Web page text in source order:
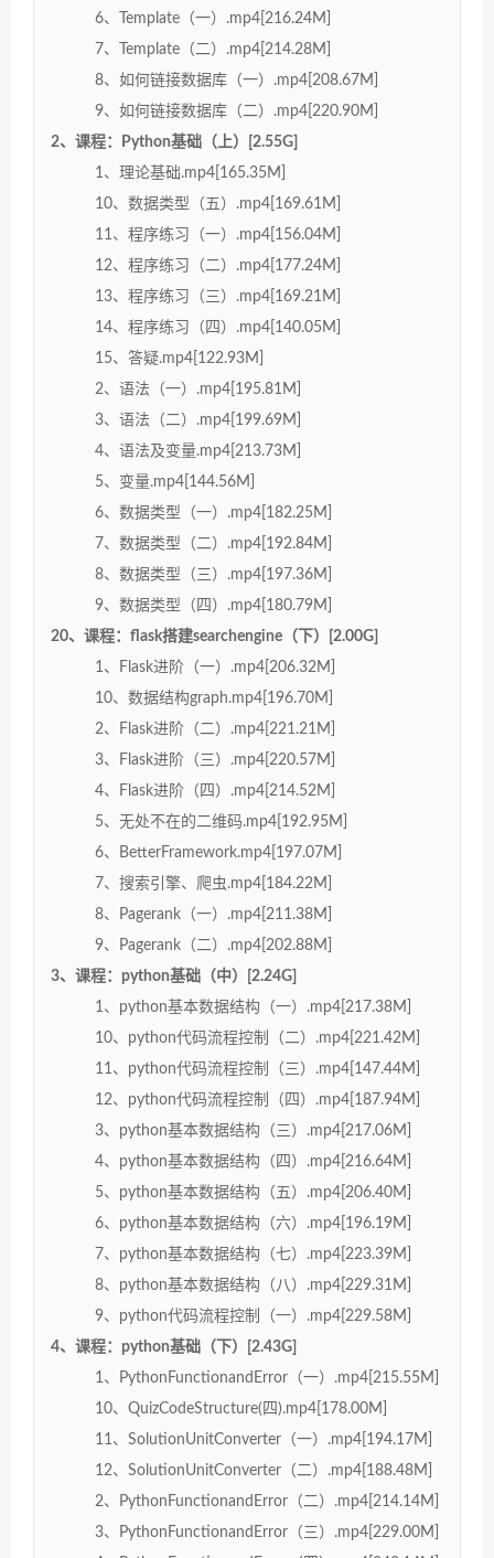
6、Template（一）.mp4[216.24M]
7、Template（二）.mp4[214.28M]
8、如何链接数据库（一）.mp4[208.67M]
9、如何链接数据库（二）.mp4[220.90M]
2、课程：Python基础（上）[2.55G]
1、理论基础.mp4[165.35M]
10、数据类型（五）.mp4[169.61M]
11、程序练习（一）.mp4[156.04M]
12、程序练习（二）.mp4[177.24M]
13、程序练习（三）.mp4[169.21M]
14、程序练习（四）.mp4[140.05M]
15、答疑.mp4[122.93M]
2、语法（一）.mp4[195.81M]
3、语法（二）.mp4[199.69M]
4、语法及变量.mp4[213.73M]
5、变量.mp4[144.56M]
6、数据类型（一）.mp4[182.25M]
7、数据类型（二）.mp4[192.84M]
8、数据类型（三）.mp4[197.36M]
9、数据类型（四）.mp4[180.79M]
20、课程：flask搭建searchengine（下）[2.00G]
1、Flask进阶（一）.mp4[206.32M]
10、数据结构graph.mp4[196.70M]
2、Flask进阶（二）.mp4[221.21M]
3、Flask进阶（三）.mp4[220.57M]
4、Flask进阶（四）.mp4[214.52M]
5、无处不在的二维码.mp4[192.95M]
6、BetterFramework.mp4[197.07M]
7、搜索引擎、爬虫.mp4[184.22M]
8、Pagerank（一）.mp4[211.38M]
9、Pagerank（二）.mp4[202.88M]
3、课程：python基础（中）[2.24G]
1、python基本数据结构（一）.mp4[217.38M]
10、python代码流程控制（二）.mp4[221.42M]
11、python代码流程控制（三）.mp4[147.44M]
12、python代码流程控制（四）.mp4[187.94M]
3、python基本数据结构（三）.mp4[217.06M]
4、python基本数据结构（四）.mp4[216.64M]
5、python基本数据结构（五）.mp4[206.40M]
6、python基本数据结构（六）.mp4[196.19M]
7、python基本数据结构（七）.mp4[223.39M]
8、python基本数据结构（八）.mp4[229.31M]
9、python代码流程控制（一）.mp4[229.58M]
4、课程：python基础（下）[2.43G]
1、PythonFunctionandError（一）.mp4[215.55M]
10、QuizCodeStructure(四).mp4[178.00M]
11、SolutionUnitConverter（一）.mp4[194.17M]
12、SolutionUnitConverter（二）.mp4[188.48M]
2、PythonFunctionandError（二）.mp4[214.14M]
3、PythonFunctionandError（三）.mp4[229.00M]